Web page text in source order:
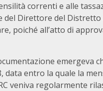
correnti e alle
del Direttore del Distretto
poiché all’atto di
emergeva
data entro la quale la
veniva regolarmente